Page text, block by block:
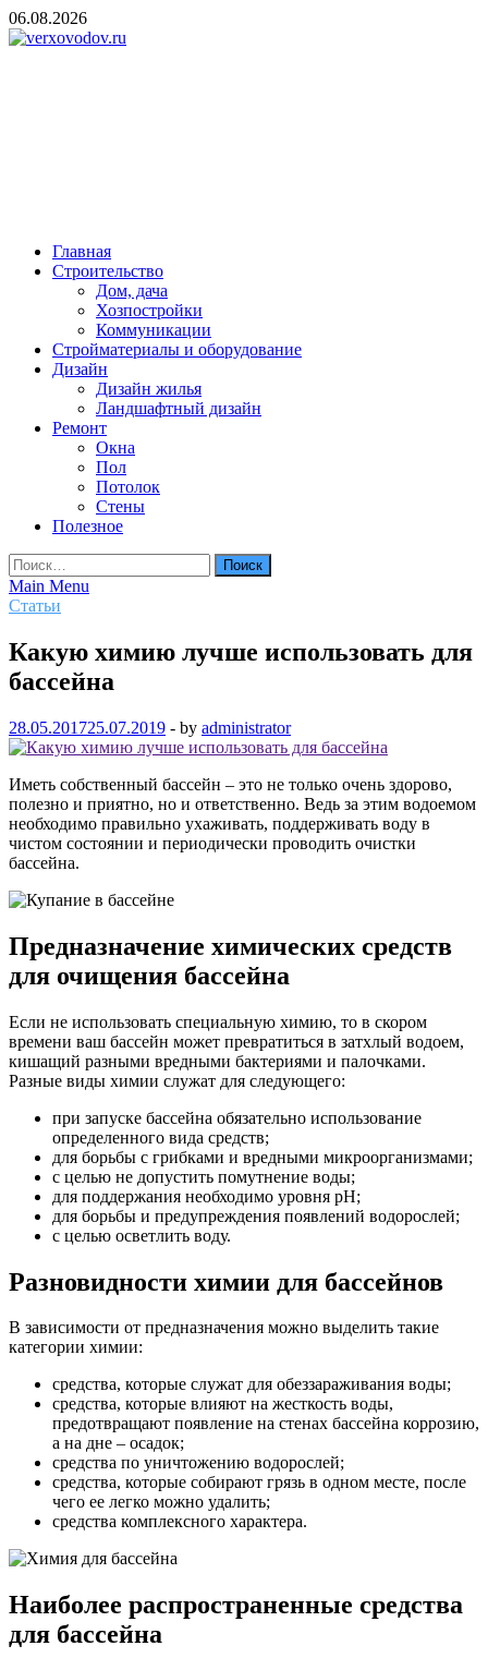
Skip
to
06.08.2026
Главная
Строительство
Дом, дача
Хозпостройки
Коммуникации
Стройматериалы и оборудование
Дизайн
Дизайн жилья
Ландшафтный дизайн
Ремонт
Окна
Пол
Потолок
Стены
Полезное
Найти:
Main Menu
Статьи
Какую химию лучше использовать для
бассейна
28.05.201725.07.2019 - by administrator
Иметь собственный бассейн – это не только очень здорово,
полезно и приятно, но и ответственно. Ведь за этим водоемом
необходимо правильно ухаживать, поддерживать воду в
чистом состоянии и периодически проводить очистки
бассейна.
Предназначение химических средств
для очищения бассейна
Если не использовать специальную химию, то в скором
времени ваш бассейн может превратиться в затхлый водоем,
кишащий разными вредными бактериями и палочками.
Разные виды химии служат для следующего:
при запуске бассейна обязательно использование
определенного вида средств;
для борьбы с грибками и вредными микроорганизмами;
с целью не допустить помутнение воды;
для поддержания необходимо уровня pH;
для борьбы и предупреждения появлений водорослей;
с целью осветлить воду.
Разновидности химии для бассейнов
В зависимости от предназначения можно выделить такие
категории химии:
средства, которые служат для обеззараживания воды;
средства, которые влияют на жесткость воды,
предотвращают появление на стенах бассейна коррозию,
а на дне – осадок;
средства по уничтожению водорослей;
средства, которые собирают грязь в одном месте, после
чего ее легко можно удалить;
средства комплексного характера.
Наиболее распространенные средства
для бассейна